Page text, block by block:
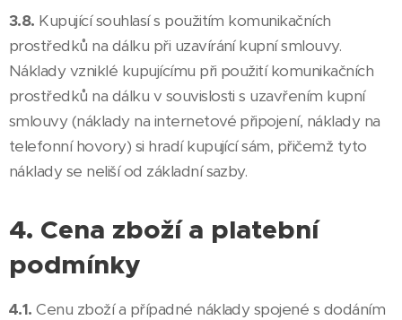
3.8. Kupující souhlasí s použitím komunikačních
prostředků na dálku při uzavírání kupní smlouvy.
Náklady vzniklé kupujícímu při použití komunikačních
prostředků na dálku v souvislosti s uzavřením kupní
smlouvy (náklady na internetové připojení, náklady na
telefonní hovory) si hradí kupující sám, přičemž tyto
náklady se neliší od základní sazby.
4. Cena zboží a platební
podmínky
4.1.Cenu zboží a případné náklady spojené s dodáním